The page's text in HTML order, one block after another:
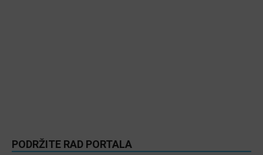
PODRŽITE RAD PORTALA